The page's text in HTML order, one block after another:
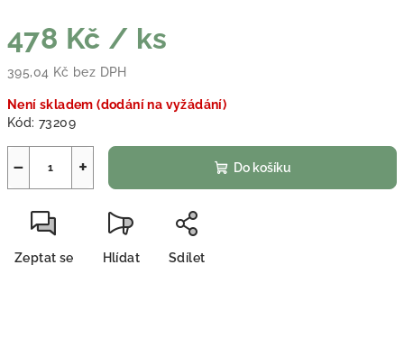
478 Kč / ks
395,04 Kč bez DPH
Není skladem (dodání na vyžádání)
Kód: 73209
+
− Do košíku
Zeptat se Hlídat Sdílet